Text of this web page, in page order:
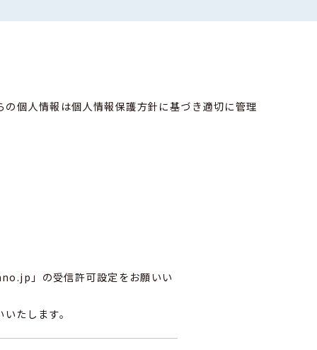
個人情報は個人情報保護方針に基づき適切に管理
」の受信許可設定をお願いい
たします。